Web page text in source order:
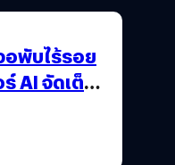
อพับไร้รอย
AI จัดเต็ม